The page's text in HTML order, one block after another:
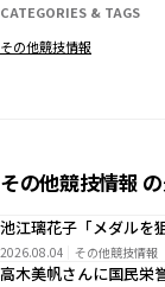
CATEGORIES & TAGS
その他競技情報
その他競技情報
池江璃花子「メダルを
2026.08.04 その他競技情報
高木美帆さんに国民栄